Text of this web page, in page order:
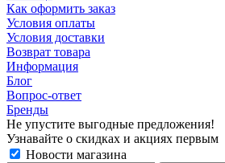
Как оформить заказ
Условия оплаты
Условия доставки
Возврат товара
Информация
Блог
Вопрос-ответ
Бренды
Не упустите выгодные предложения!
Узнавайте о скидках и акциях первым
Новости магазина